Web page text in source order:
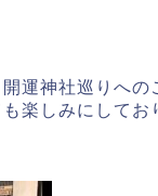
運神社巡りへの
楽しみにしてお